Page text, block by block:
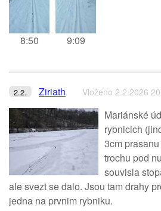
8:50 9:09
2.2. Ziriath Vloženo 2.2.2026
Mariánské
rybnicich
3cm
trochu pod
souvisla
ale svezt se dalo. Jsou tam drahy
jedna na prvnim rybniku.